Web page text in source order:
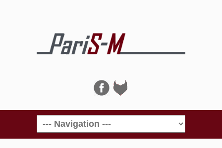
Navigation